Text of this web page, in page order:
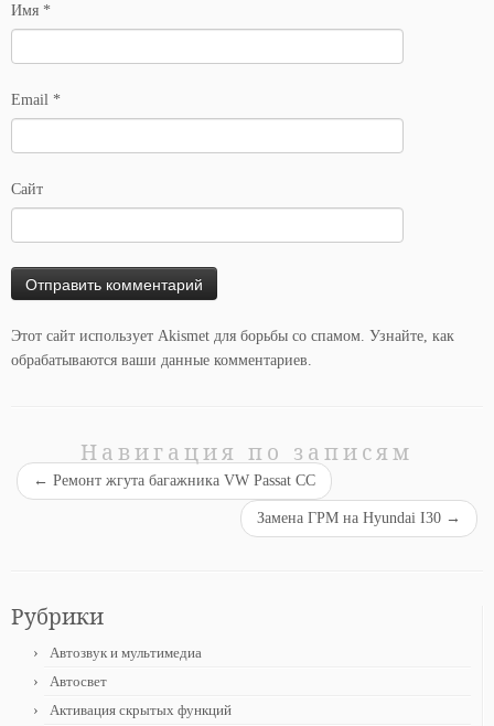
Имя *
Email *
Сайт
Этот сайт использует Akismet для борьбы со спамом. Узнайте, как
обрабатываются ваши данные комментариев.
Навигация по записям
← Ремонт жгута багажника VW Passat CC
Замена ГРМ на Hyundai I30 →
Рубрики
Автозвук и мультимедиа
Автосвет
Активация скрытых функций